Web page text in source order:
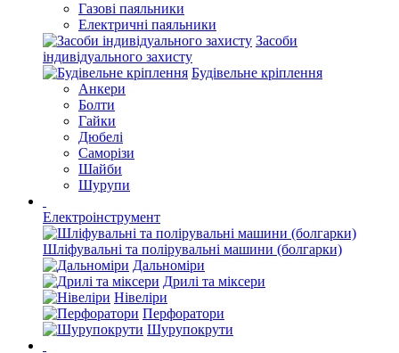
Газові паяльники
Електричні паяльники
Засоби
індивідуального захисту
Будівельне кріплення
Анкери
Болти
Гайки
Дюбелі
Саморізи
Шайби
Шурупи
Електроінструмент
Шліфувальні та полірувальні машини (болгарки)
Дальноміри
Дрилі та міксери
Нівеліри
Перфоратори
Шурупокрути